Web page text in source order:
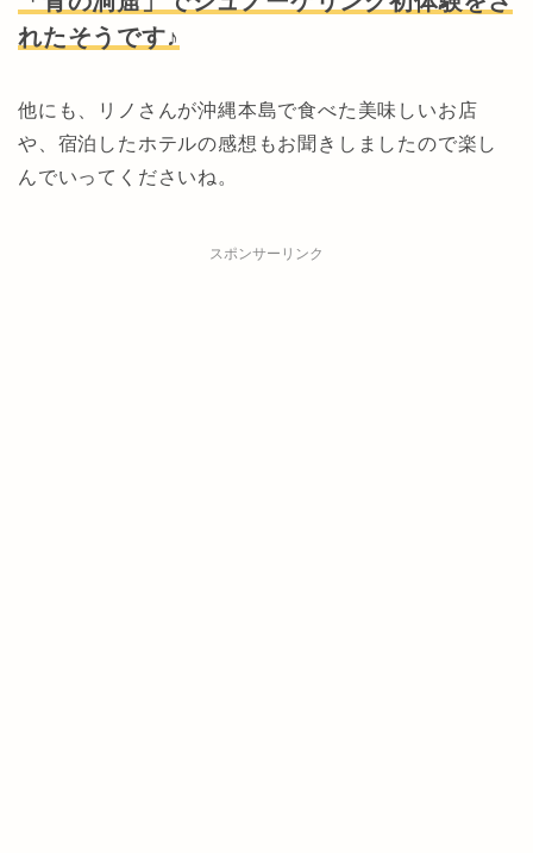
れたそうです♪
他にも、リノさんが沖縄本島で食べた美味しいお店
や、宿泊したホテルの感想もお聞きしましたので楽し
んでいってくださいね。
スポンサーリンク